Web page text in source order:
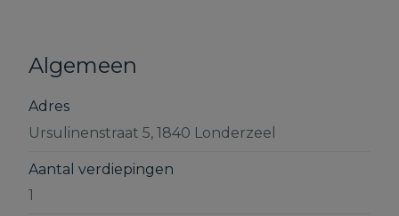
Algemeen
Adres
Ursulinenstraat 5, 1840 Londerzeel
Aantal verdiepingen
1